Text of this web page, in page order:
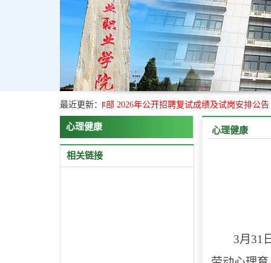
最近更新：
京农业职业学院学生工作部 2026年公开招聘复试成绩及试岗安排公告
心理健康
相关链接
心理健康
3月31